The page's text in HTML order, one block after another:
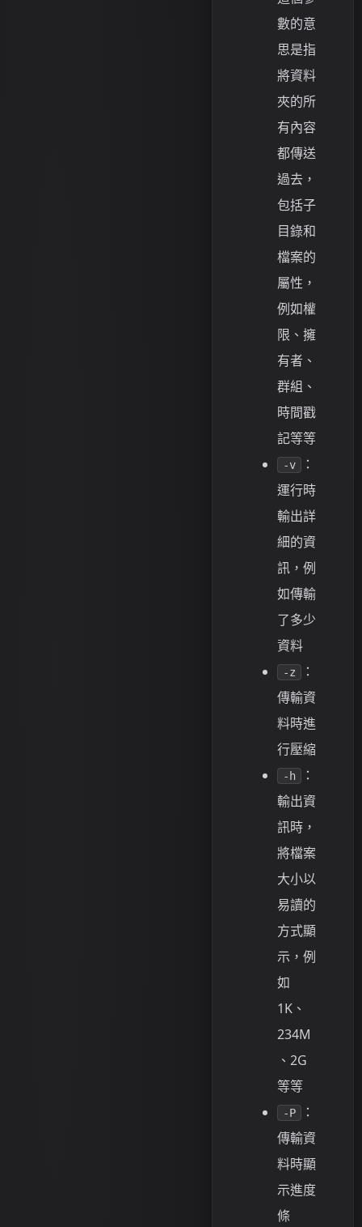
數的意
思是指
將資料
夾的所
有內容
都傳送
過去，
包括子
目錄和
檔案的
屬性，
例如權
限、擁
有者、
群組、
時間戳
記等等
-v
：
運行時
輸出詳
細的資
訊，例
如傳輸
了多少
資料
-z
：
傳輸資
料時進
行壓縮
-h
：
輸出資
訊時，
將檔案
大小以
易讀的
方式顯
示，例
如
1K、
234M
、2G
等等
-P
：
傳輸資
料時顯
示進度
條